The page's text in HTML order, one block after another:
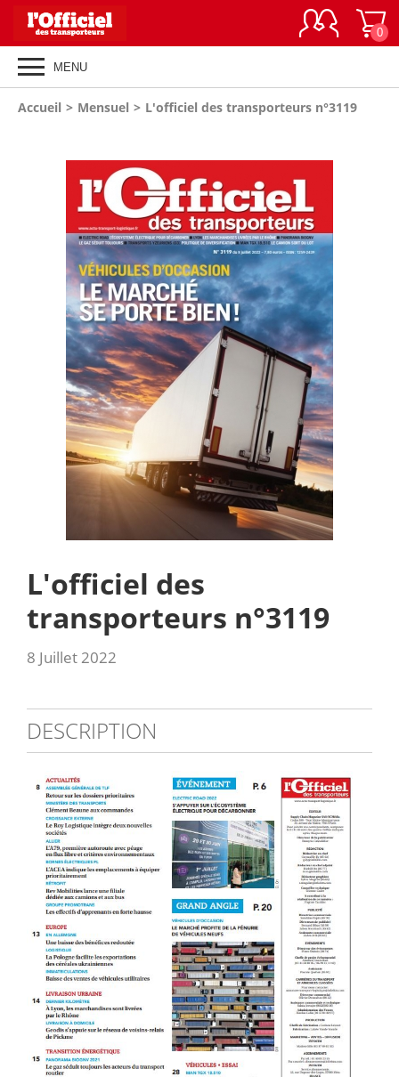
0
MENU
Vous
Accueil > Mensuel > L'officiel des transporteurs n°3119
L'officiel des
transporteurs n°3119
8 Juillet 2022
DESCRIPTION
3119_sommaire.jpg